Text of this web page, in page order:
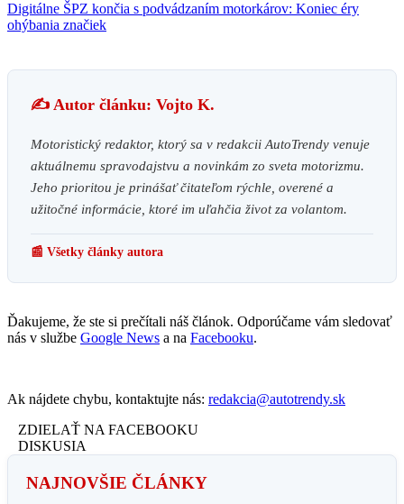
Digitálne ŠPZ končia s podvádzaním motorkárov: Koniec éry
ohýbania značiek
✍️ Autor článku: Vojto K.
Motoristický redaktor, ktorý sa v redakcii AutoTrendy venuje
aktuálnemu spravodajstvu a novinkám zo sveta motorizmu.
Jeho prioritou je prinášať čitateľom rýchle, overené a
užitočné informácie, ktoré im uľahčia život za volantom.
📰 Všetky články autora
Ďakujeme, že ste si prečítali náš článok. Odporúčame vám sledovať
nás v službe Google News a na Facebooku.
Ak nájdete chybu, kontaktujte nás: redakcia@autotrendy.sk
ZDIELAŤ NA FACEBOOKU
DISKUSIA
NAJNOVŠIE ČLÁNKY